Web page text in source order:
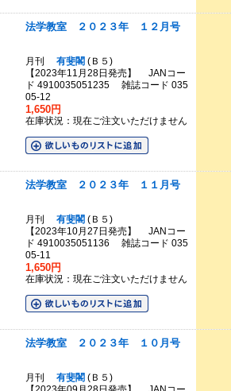
法学教室 ２０２３年 １２月号
月刊 有斐閣 (Ｂ５)
【2023年11月28日発売】 JANコー
ド 4910035051235 雑誌コード 035
05-12
1,650円
在庫状況：現在ご注文いただけません
法学教室 ２０２３年 １１月号
月刊 有斐閣 (Ｂ５)
【2023年10月27日発売】 JANコー
ド 4910035051136 雑誌コード 035
05-11
1,650円
在庫状況：現在ご注文いただけません
法学教室 ２０２３年 １０月号
月刊 有斐閣 (Ｂ５)